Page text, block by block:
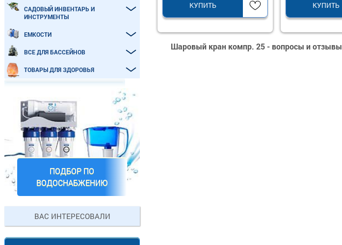
КУПИТЬ КУПИТЬ
Шаровый кран компр. 25 - вопросы и отзывы
САДОВЫЙ ИНВЕНТАРЬ И
ИНСТРУМЕНТЫ
ЕМКОСТИ
ВСЕ ДЛЯ БАССЕЙНОВ
ТОВАРЫ ДЛЯ ЗДОРОВЬЯ
ПОДБОР ПО
ВОДОСНАБЖЕНИЮ
ВАС ИНТЕРЕСОВАЛИ